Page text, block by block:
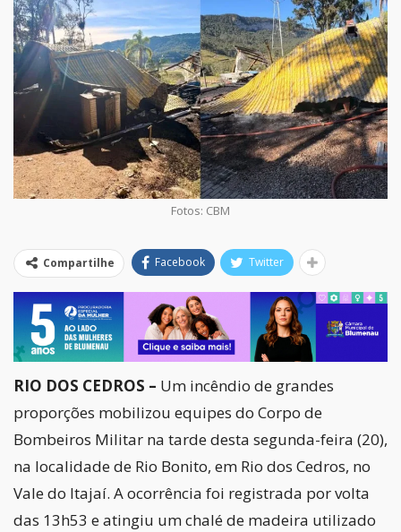
Fotos: CBM
Compartilhe Facebook Twitter
RIO DOS CEDROS – Um incêndio de grandes
proporções mobilizou equipes do Corpo de
Bombeiros Militar na tarde desta segunda-feira (20),
na localidade de Rio Bonito, em Rio dos Cedros, no
Vale do Itajaí. A ocorrência foi registrada por volta
das 13h53 e atingiu um chalé de madeira utilizado